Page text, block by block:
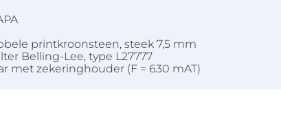
printkroonsteen, steek 7,5 mm
Belling-Lee, type L27777
met zekeringhouder (F = 630 mAT)